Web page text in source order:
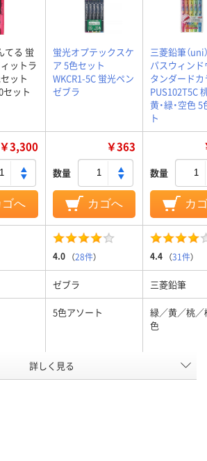
てる 蛍
ットラ
ット
セット
蛍光オプテックスケ
ア 5色セット
WKCR1-5C 蛍光ペン
ゼブラ
三菱鉛筆（uni
パスウィンド
タンダードカ
PUS102T5C 桃
黄・緑・空色
ト
￥3,300
ゴへ
￥363
数量
カゴへ
数量
カ
4.0 （28件） 4.4 （31件）
ゼブラ 三菱鉛筆
5色アソート
緑／黄／桃／
色
詳しく見る